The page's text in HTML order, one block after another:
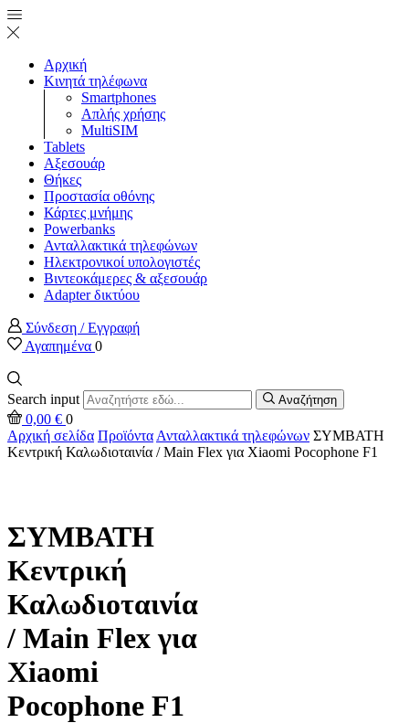
Αρχική
Κινητά τηλέφωνα
Smartphones
Απλής χρήσης
MultiSIM
Tablets
Αξεσουάρ
Θήκες
Προστασία οθόνης
Κάρτες μνήμης
Powerbanks
Ανταλλακτικά τηλεφώνων
Ηλεκτρονικοί υπολογιστές
Βιντεοκάμερες & αξεσουάρ
Adapter δικτύου
Σύνδεση / Εγγραφή
Αγαπημένα 0
Search input Αναζήτηση
0,00 € 0
Αρχική σελίδα Προϊόντα Ανταλλακτικά τηλεφώνων ΣΥΜΒΑΤΗ
Κεντρική Καλωδιοταινία / Main Flex για Xiaomi Pocophone F1
ΣΥΜΒΑΤΗ
Κεντρική
Καλωδιοταινία
/ Main Flex για
Xiaomi
Pocophone F1